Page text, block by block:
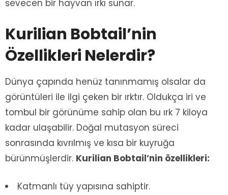
sevecen bir hayvan ırkı sunar.
Kurilian Bobtail’nin
Özellikleri Nelerdir?
Dünya çapında henüz tanınmamış olsalar da
görüntüleri ile ilgi çeken bir ırktır. Oldukça iri ve
tombul bir görünüme sahip olan bu ırk 7 kiloya
kadar ulaşabilir. Doğal mutasyon süreci
sonrasında kıvrılmış ve kısa bir kuyruğa
bürünmüşlerdir. Kurilian Bobtail’nin özellikleri:
Katmanlı tüy yapısına sahiptir.